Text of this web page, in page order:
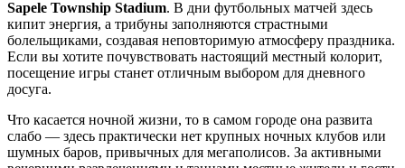
Sapele Township Stadium. В дни футбольных матчей здесь
кипит энергия, а трибуны заполняются страстными
болельщиками, создавая неповторимую атмосферу праздника.
Если вы хотите почувствовать настоящий местный колорит,
посещение игры станет отличным выбором для дневного
досуга.
Что касается ночной жизни, то в самом городе она развита
слабо — здесь практически нет крупных ночных клубов или
шумных баров, привычных для мегаполисов. За активными